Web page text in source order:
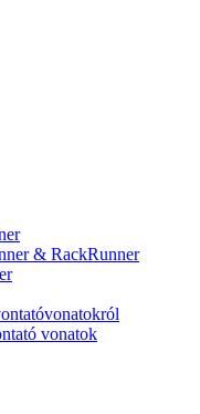
& RackRunner
vonatok